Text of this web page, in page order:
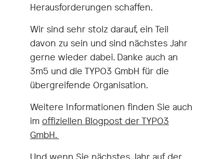
Herausforderungen schaffen.
Wir sind sehr stolz darauf, ein Teil
davon zu sein und sind nächstes Jahr
gerne wieder dabei. Danke auch an
3m5 und die TYPO3 GmbH für die
übergreifende Organisation.
Weitere Informationen finden Sie auch
im offiziellen Blogpost der TYPO3
GmbH.
Und wenn Sie nächstes Jahr auf der